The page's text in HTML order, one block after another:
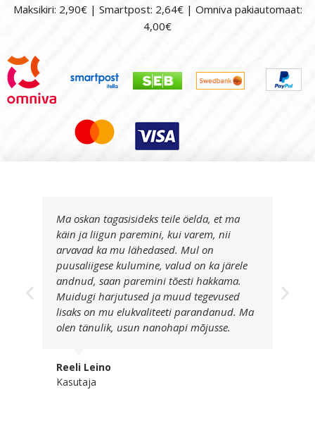
Maksikiri: 2,90€ | Smartpost: 2,64€ | Omniva pakiautomaat:
4,00€
Ma oskan tagasisideks teile öelda, et ma
käin ja liigun paremini, kui varem, nii
arvavad ka mu lähedased. Mul on
puusaliigese kulumine, valud on ka järele
andnud, saan paremini tõesti hakkama.
Muidugi harjutused ja muud tegevused
lisaks on mu elukvaliteeti parandanud. Ma
olen tänulik, usun nanohapi mõjusse.
Reeli Leino
Kasutaja